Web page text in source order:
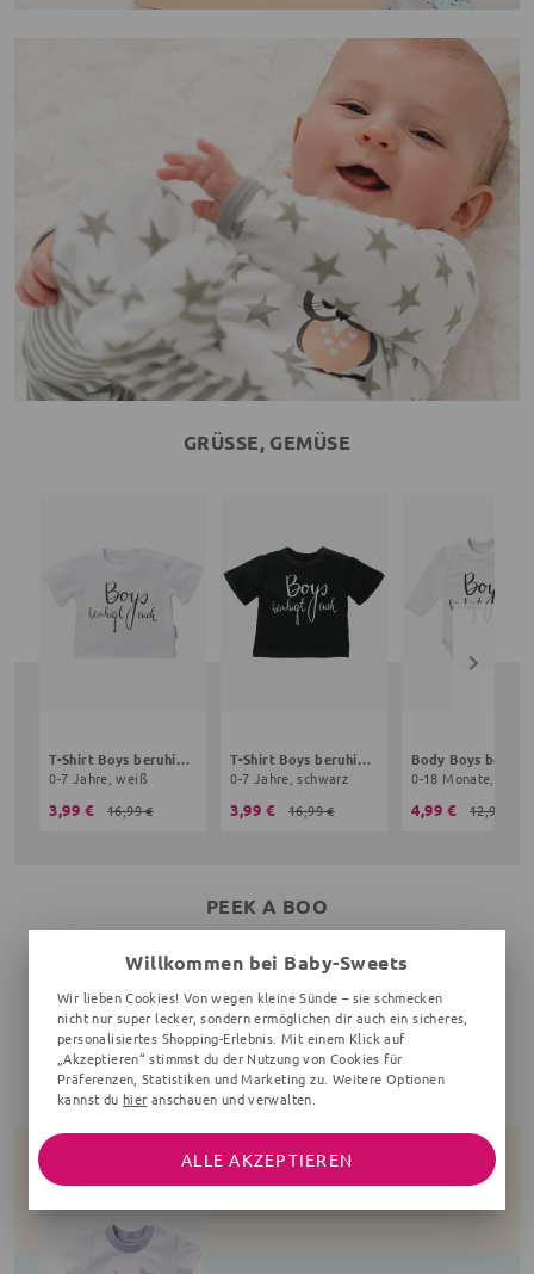
GRÜSSE, GEMÜSE
T-Shirt Boys beruhigt euch Grüße, Gemüse
0-7 Jahre, weiß
3,99 € 16,99 €
T-Shirt Boys beruhigt euch Grüße, Gemüse
0-7 Jahre, schwarz
3,99 € 16,99 €
0-18 Monate, weiß
4,99 € 12,99 €
PEEK A BOO
SWEET PRINCESS & LITTLE PRINCE
BABY WAL
Willkommen bei Baby-Sweets
Wir lieben Cookies! Von wegen kleine Sünde – sie schmecken
nicht nur super lecker, sondern ermöglichen dir auch ein sicheres,
personalisiertes Shopping-Erlebnis. Mit einem Klick auf
„Akzeptieren“ stimmst du der Nutzung von Cookies für
Präferenzen, Statistiken und Marketing zu. Weitere Optionen
kannst du hier anschauen und verwalten.
ALLE AKZEPTIEREN